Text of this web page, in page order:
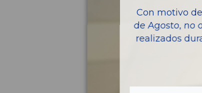
Con motivo
de Agosto, no
realizados